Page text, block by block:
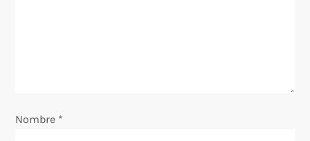
e
Nombre *